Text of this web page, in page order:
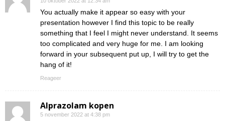
You actually make it appear so easy with your
presentation however I find this topic to be really
something that I feel I might never understand. It seems
too complicated and very huge for me. I am looking
forward in your subsequent put up, I will try to get the
hang of it!
Reageer
Alprazolam kopen
5 november 2022 at 4:38 pm